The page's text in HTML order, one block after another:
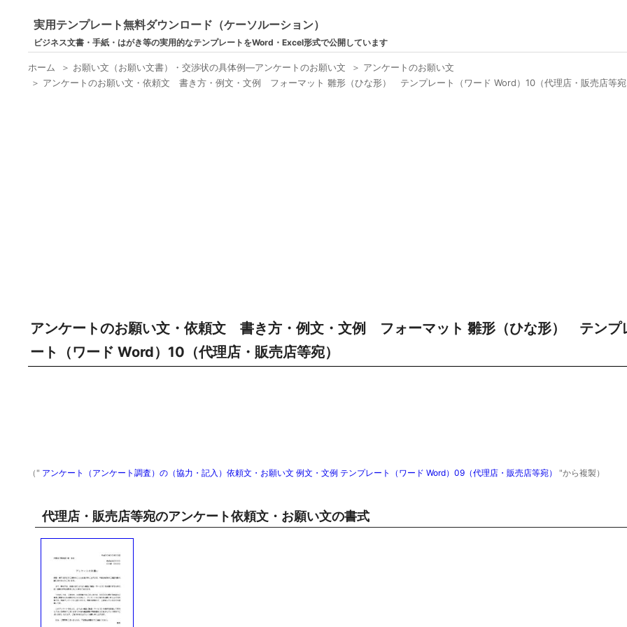
実用テンプレート無料ダウンロード（ケーソルーション）
ビジネス文書・手紙・はがき等の実用的なテンプレートをWord・Excel形式で公開しています
ホーム ＞ お願い文（お願い文書）・交渉状の具体例―アンケートのお願い文 ＞ アンケートのお願い文
＞ アンケートのお願い文・依頼文 書き方・例文・文例 フォーマット 雛形（ひな形） テンプレート（ワード Word）10（代理店・販売店等
アンケートのお願い文・依頼文 書き方・例文・文例 フォーマット 雛形（ひな形） テンプ
ート（ワード Word）10（代理店・販売店等宛）
（" アンケート（アンケート調査）の（協力・記入）依頼文・お願い文 例文・文例 テンプレート（ワード Word）09（代理店・販売店等宛）"から複製）
代理店・販売店等宛のアンケート依頼文・お願い文の書式